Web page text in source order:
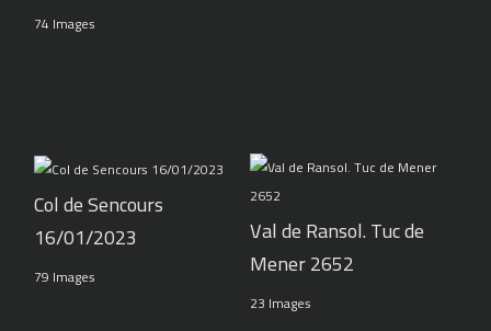
74 Images
Col de Sencours
16/01/2023
79 Images
Val de Ransol. Tuc de
Mener 2652
23 Images